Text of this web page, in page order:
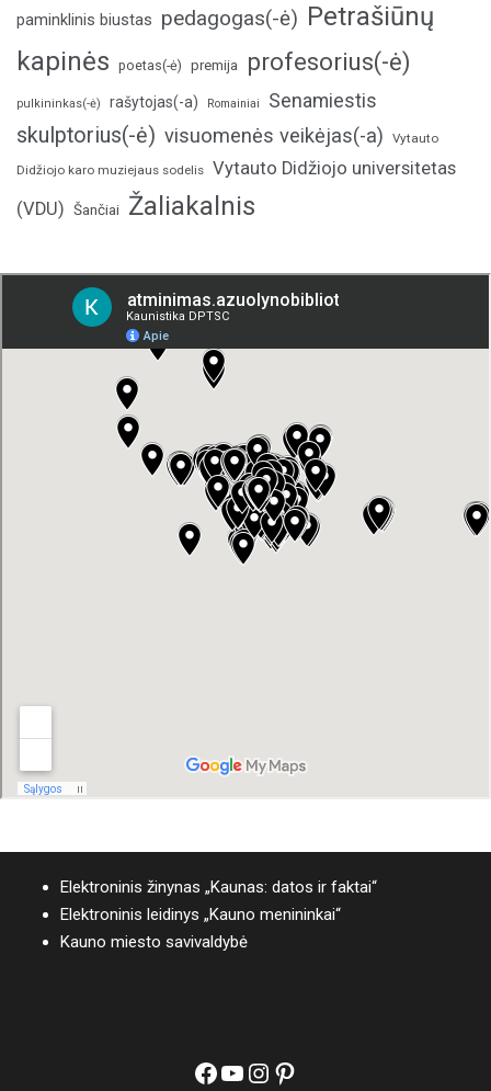
paminklinis biustas pedagogas(-ė) Petrašiūnų
kapinės poetas(-ė) premija profesorius(-ė)
pulkininkas(-ė) rašytojas(-a) Romainiai Senamiestis
skulptorius(-ė) visuomenės veikėjas(-a) Vytauto
Didžiojo karo muziejaus sodelis Vytauto Didžiojo universitetas
(VDU) Šančiai Žaliakalnis
Elektroninis žinynas „Kaunas: datos ir faktai“
Elektroninis leidinys „Kauno menininkai“
Kauno miesto savivaldybė
Facebook
YouTube
Instagram
Pinterest